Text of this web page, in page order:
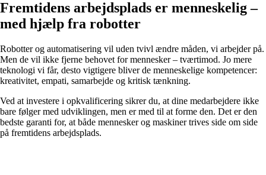
Fremtidens arbejdsplads er menneskelig –
med hjælp fra robotter
Robotter og automatisering vil uden tvivl ændre måden, vi arbejder på.
Men de vil ikke fjerne behovet for mennesker – tværtimod. Jo mere
teknologi vi får, desto vigtigere bliver de menneskelige kompetencer:
kreativitet, empati, samarbejde og kritisk tænkning.
Ved at investere i opkvalificering sikrer du, at dine medarbejdere ikke
bare følger med udviklingen, men er med til at forme den. Det er den
bedste garanti for, at både mennesker og maskiner trives side om side
på fremtidens arbejdsplads.